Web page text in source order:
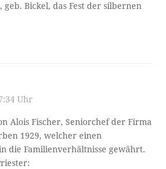
geb. Bickel, das Fest der silbernen
Uhr
Alois Fischer, Seniorchef der Firma
1929, welcher einen
die Familienverhältnisse gewährt.